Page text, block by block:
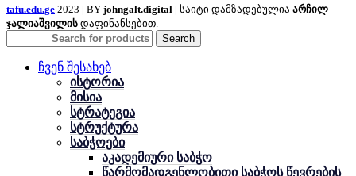
tafu.edu.ge 2023 | BY johngalt.digital | საიტი დამზადებულია არჩილ
ჯალიაშვილის დაფინანსებით.
Search
ჩვენ შესახებ
ისტორია
მისია
სტრატეგია
სტრუქტურა
საბჭოები
აკადემიური საბჭო
წარმომადგენლობითი საბჭოს წევრების